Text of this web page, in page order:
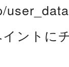
ントに